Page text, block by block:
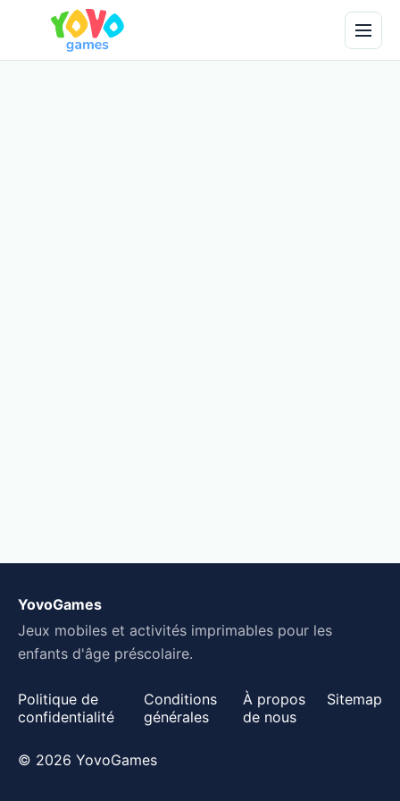
YovoGames
Jeux mobiles et activités imprimables pour les
enfants d'âge préscolaire.
Politique de
confidentialité
Conditions
générales
À propos
de nous
Sitemap
© 2026 YovoGames